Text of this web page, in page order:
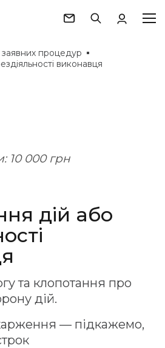
заявних процедур
виконавця
10 000 грн
дій або
та клопотання про
дій.
— підкажемо,